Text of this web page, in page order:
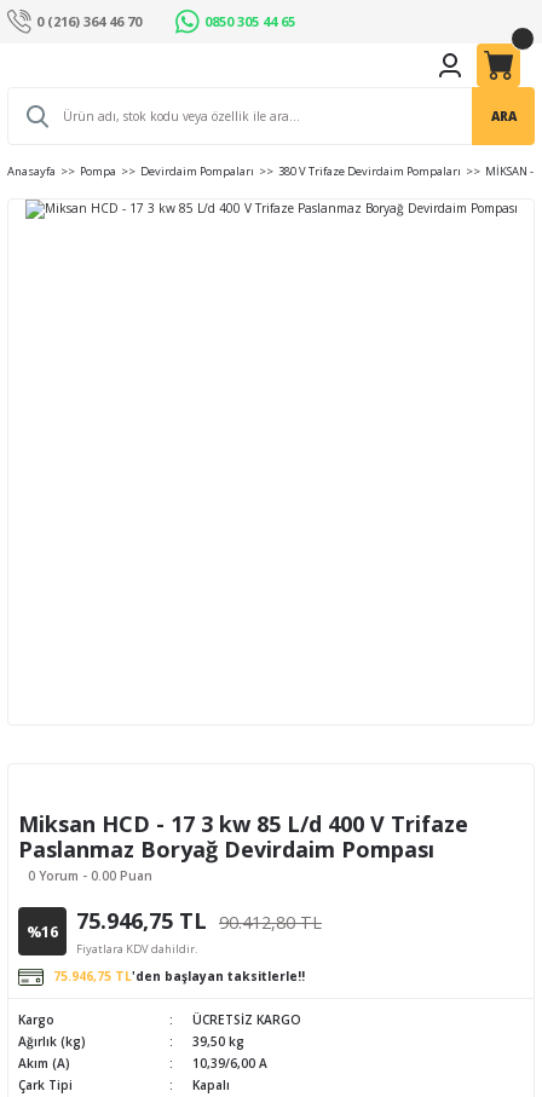
0 (216) 364 46 70 0850 305 44 65
ARA
Anasayfa Pompa Devirdaim Pompaları 380 V Trifaze Devirdaim Pompaları MİKSAN -
Miksan HCD - 17 3 kw 85 L/d 400 V Trifaze
Paslanmaz Boryağ Devirdaim Pompası
0 Yorum - 0.00 Puan
%16 75.946,75 TL 90.412,80 TL
Fiyatlara KDV dahildir.
75.946,75 TL'den başlayan taksitlerle!!
Kargo
ÜCRETSİZ KARGO
Ağırlık (kg)
39,50 kg
Akım (A)
10,39/6,00 A
Çark Tipi
Kapalı